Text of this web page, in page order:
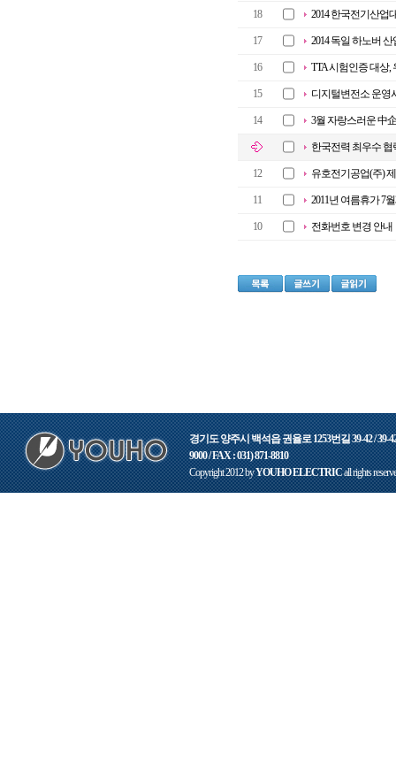
18 2014 한국전기산업
17 2014 독일 하노버
16 TTA 시험인증 대상,
15 디지털변전소 운영
14 3월 자랑스러운 中
한국전력 최우수 협
12 유호전기공업(주)
11 2011년 여름휴가 7
10 전화번호 변경 안내
경기도 양주시 백석읍 권율로 1253번길 39-42 /
9000 / FAX : 031) 871-8810
Copyright 2012 byYOUHO ELECTRICall rights